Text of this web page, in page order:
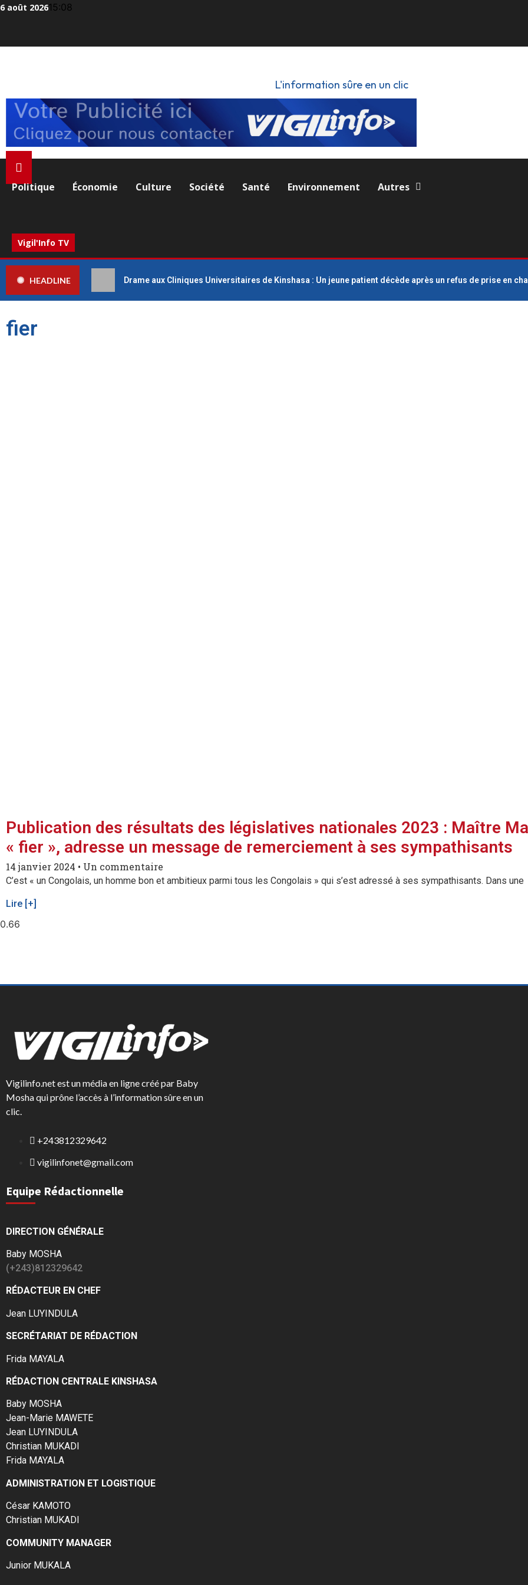
Aller
6 août 202615:08
L'information sûre en un clic
Politique Économie Culture Société Santé Environnement Autres
Vigil'Info TV
HEADLINE Drame aux Cliniques Universitaires de Kinshasa : Un jeune patient décède après un refus de prise en
fier
Publication des résultats des législatives nationales 2023 : Maître
« fier », adresse un message de remerciement à ses sympathisants
14 janvier 2024 Un commentaire
C’est « un Congolais, un homme bon et ambitieux parmi tous les Congolais » qui s’est adressé à ses sympathisants. Dans une
Lire [+]
Vigilinfo.net est un média en ligne créé par Baby
Mosha qui prône l’accès à l’information sûre en un
clic.
+243812329642
vigilinfonet@gmail.com
Equipe Rédactionnelle
DIRECTION GÉNÉRALE
Baby MOSHA
(+243)812329642
RÉDACTEUR EN CHEF
Jean LUYINDULA
SECRÉTARIAT DE RÉDACTION
Frida MAYALA
RÉDACTION CENTRALE KINSHASA
Baby MOSHA
Jean-Marie MAWETE
Jean LUYINDULA
Christian MUKADI
Frida MAYALA
ADMINISTRATION ET LOGISTIQUE
César KAMOTO
Christian MUKADI
COMMUNITY MANAGER
Junior MUKALA